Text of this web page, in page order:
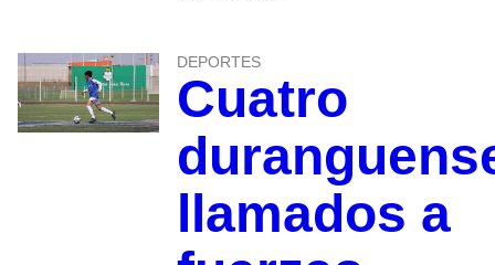
DEPORTES
Cuatro
llamados a